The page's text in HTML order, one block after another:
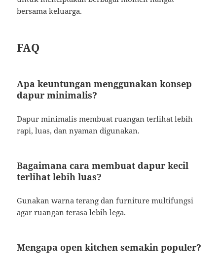
bersama keluarga.
FAQ
Apa keuntungan menggunakan konsep
dapur minimalis?
Dapur minimalis membuat ruangan terlihat lebih
rapi, luas, dan nyaman digunakan.
Bagaimana cara membuat dapur kecil
terlihat lebih luas?
Gunakan warna terang dan furniture multifungsi
agar ruangan terasa lebih lega.
Mengapa open kitchen semakin populer?